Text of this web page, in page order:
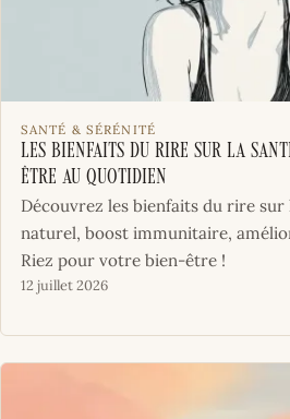
SANTÉ & SÉRÉNITÉ
Les bienfaits du rire sur la
être au quotidien
Découvrez les bienfaits du rire sur
naturel, boost immunitaire,
Riez pour votre bien-être !
12 juillet 2026